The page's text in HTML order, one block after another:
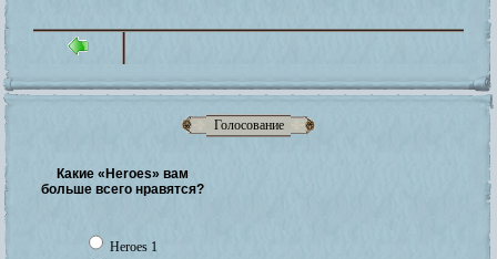
Голосование
Какие «Heroes» вам
больше всего нравятся?
Heroes 1